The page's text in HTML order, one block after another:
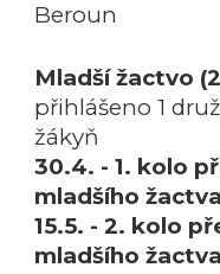
Beroun
Mladší žactvo
přihlášeno 1
žákyň
30.4. - 1. kolo
mladšího žactva
15.5. - 2. kolo
mladšího žactva